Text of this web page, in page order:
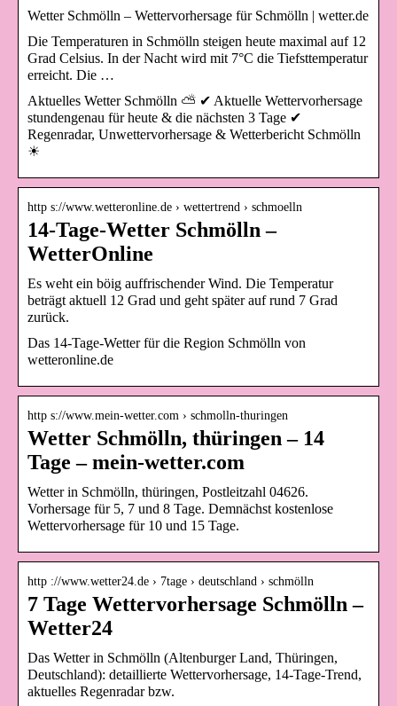
Wetter Schmölln – Wettervorhersage für Schmölln | wetter.de
Die Temperaturen in Schmölln steigen heute maximal auf 12
Grad Celsius. In der Nacht wird mit 7°C die Tiefsttemperatur
erreicht. Die …
Aktuelles Wetter Schmölln ⛅ ✔ Aktuelle Wettervorhersage
stundengenau für heute & die nächsten 3 Tage ✔
Regenradar, Unwettervorhersage & Wetterbericht Schmölln
☀
http s://www.wetteronline.de › wettertrend › schmoelln
14-Tage-Wetter Schmölln –
WetterOnline
Es weht ein böig auffrischender Wind. Die Temperatur
beträgt aktuell 12 Grad und geht später auf rund 7 Grad
zurück.
Das 14-Tage-Wetter für die Region Schmölln von
wetteronline.de
http s://www.mein-wetter.com › schmolln-thuringen
Wetter Schmölln, thüringen – 14
Tage – mein-wetter.com
Wetter in Schmölln, thüringen, Postleitzahl 04626.
Vorhersage für 5, 7 und 8 Tage. Demnächst kostenlose
Wettervorhersage für 10 und 15 Tage.
http ://www.wetter24.de › 7tage › deutschland › schmölln
7 Tage Wettervorhersage Schmölln –
Wetter24
Das Wetter in Schmölln (Altenburger Land, Thüringen,
Deutschland): detaillierte Wettervorhersage, 14-Tage-Trend,
aktuelles Regenradar bzw.